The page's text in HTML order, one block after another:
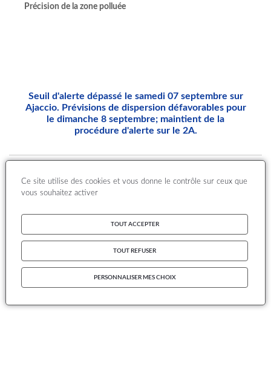
Précision de la zone polluée
Seuil d'alerte dépassé le samedi 07 septembre sur
Ajaccio. Prévisions de dispersion défavorables pour
le dimanche 8 septembre; maintient de la
procédure d'alerte sur le 2A.
HAUTE-CORSE
Ce site utilise des cookies et vous donne le contrôle sur ceux que
vous souhaitez activer
TOUT ACCEPTER
TOUT REFUSER
PERSONNALISER MES CHOIX